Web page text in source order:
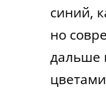
синий,
но
дальше